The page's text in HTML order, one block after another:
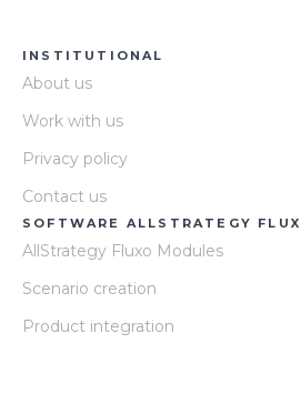
INSTITUTIONAL
About us
Work with us
Privacy policy
Contact us
SOFTWARE ALLSTRATEGY
AllStrategy Fluxo Modules
Scenario creation
Product integration